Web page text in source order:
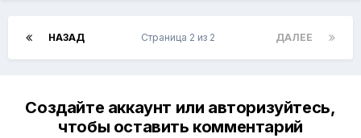
НАЗАД ДАЛЕЕ
Страница 2 из 2
Создайте аккаунт или авторизуйтесь,
чтобы оставить комментарий